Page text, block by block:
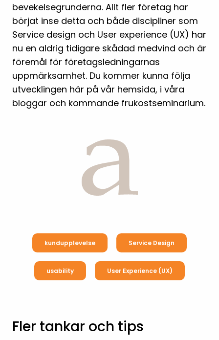
bevekelsegrunderna. Allt fler företag har
börjat inse detta och både discipliner som
Service design och User experience (UX) har
nu en aldrig tidigare skådad medvind och är
föremål för företagsledningarnas
uppmärksamhet. Du kommer kunna följa
utvecklingen här på vår hemsida, i våra
bloggar och kommande frukostseminarium.
kundupplevelse Service Design
usability User Experience (UX)
Fler tankar och tips